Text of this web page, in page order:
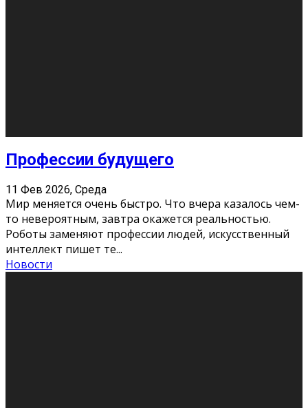
Как бороться со стрессом
11 Фев 2026, Среда
Стресс – нормальная реакция организма, когда
факторов, воздействующих на твой организм
больше, чем ресурсов. Есть советы, как бороться со
стрессовым состояни
Новости